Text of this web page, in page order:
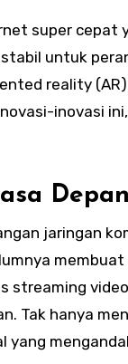
super cepat
untuk
reality
inovasi
Depan
jaringan
membuat
streaming
Tak hanya
yang